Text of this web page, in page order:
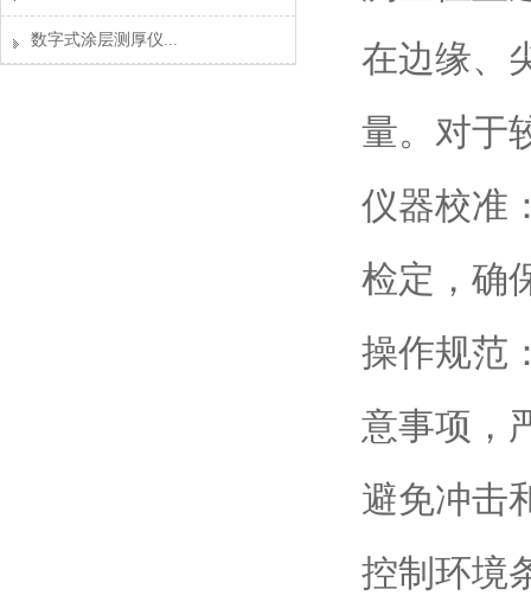
数字式涂层测厚仪...
在边缘、
量。对于
仪器校准
检定，确
操作规范
意事项，
避免冲击
控制环境